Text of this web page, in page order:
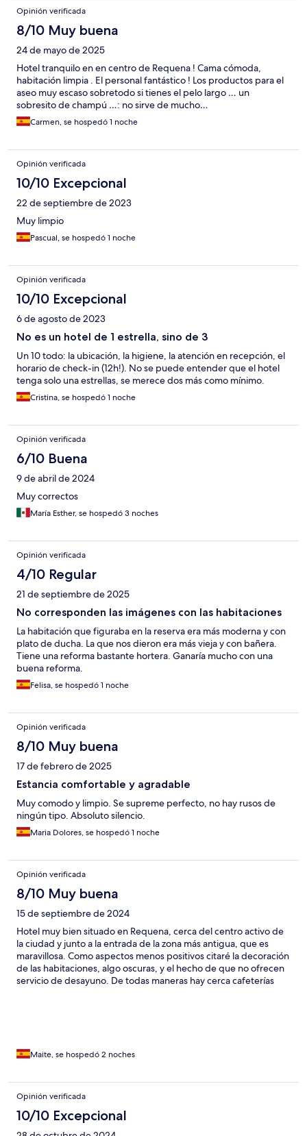
Opinión verificada
8/10 Muy buena
24 de mayo de 2025
Hotel tranquilo en en centro de Requena ! Cama cómoda,
habitación limpia . El personal fantástico ! Los productos para el
aseo muy escaso sobretodo si tienes el pelo largo … un
sobresito de champú …: no sirve de mucho…
Carmen, se hospedó 1 noche
Opinión verificada
10/10 Excepcional
22 de septiembre de 2023
Muy limpio
Pascual, se hospedó 1 noche
Opinión verificada
10/10 Excepcional
6 de agosto de 2023
No es un hotel de 1 estrella, sino de 3
Un 10 todo: la ubicación, la higiene, la atención en recepción, el
horario de check-in (12h!). No se puede entender que el hotel
tenga solo una estrellas, se merece dos más como mínimo.
Cristina, se hospedó 1 noche
Opinión verificada
6/10 Buena
9 de abril de 2024
Muy correctos
María Esther, se hospedó 3 noches
Opinión verificada
4/10 Regular
21 de septiembre de 2025
No corresponden las imágenes con las habitaciones
La habitación que figuraba en la reserva era más moderna y con
plato de ducha. La que nos dieron era más vieja y con bañera.
Tiene una reforma bastante hortera. Ganaría mucho con una
buena reforma.
Felisa, se hospedó 1 noche
Opinión verificada
8/10 Muy buena
17 de febrero de 2025
Estancia comfortable y agradable
Muy comodo y limpio. Se supreme perfecto, no hay rusos de
ningún tipo. Absoluto silencio.
Maria Dolores, se hospedó 1 noche
Opinión verificada
8/10 Muy buena
15 de septiembre de 2024
Hotel muy bien situado en Requena, cerca del centro activo de
la ciudad y junto a la entrada de la zona más antigua, que es
maravillosa. Como aspectos menos positivos citaré la decoración
de las habitaciones, algo oscuras, y el hecho de que no ofrecen
servicio de desayuno. De todas maneras hay cerca cafeterías
Maite, se hospedó 2 noches
Opinión verificada
10/10 Excepcional